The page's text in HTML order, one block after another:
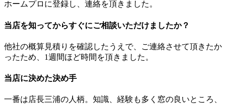
ホームプロに登録し、連絡を頂きました。
当店を知ってからすぐにご相談いただけましたか？
他社の概算見積りを確認したうえで、ご連絡させて頂きたか
ったため、1週間ほど時間を頂きました。
当店に決めた決め手
一番は店長三浦の人柄。知識、経験も多く窓の良いところ、